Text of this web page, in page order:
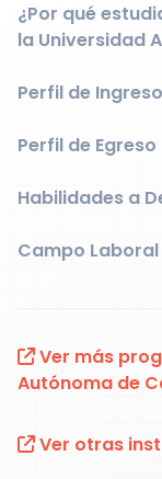
¿Por qué
la Universidad
Perfil de Ingreso
Perfil de Egreso
Habilidades a
Campo Laboral
Ver más
Autónoma de
Ver otras